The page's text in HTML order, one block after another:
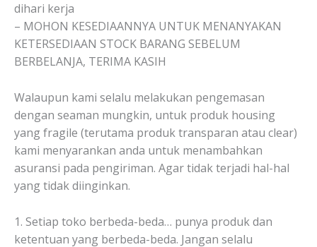
dihari kerja
– MOHON KESEDIAANNYA UNTUK MENANYAKAN
KETERSEDIAAN STOCK BARANG SEBELUM
BERBELANJA, TERIMA KASIH
Walaupun kami selalu melakukan pengemasan
dengan seaman mungkin, untuk produk housing
yang fragile (terutama produk transparan atau clear)
kami menyarankan anda untuk menambahkan
asuransi pada pengiriman. Agar tidak terjadi hal-hal
yang tidak diinginkan.
1. Setiap toko berbeda-beda… punya produk dan
ketentuan yang berbeda-beda. Jangan selalu